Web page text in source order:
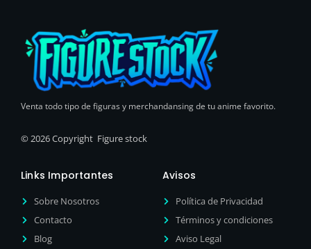
Venta todo tipo de figuras y merchandansing de tu anime favorito.
© 2026 Copyright Figure stock
Links Importantes
Sobre Nosotros
Contacto
Blog
Avisos
Política de Privacidad
Términos y condiciones
Aviso Legal